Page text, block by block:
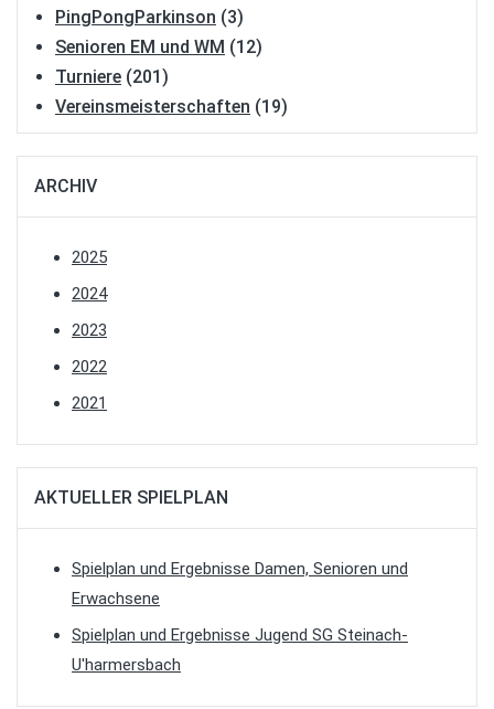
PingPongParkinson (3)
Senioren EM und WM (12)
Turniere (201)
Vereinsmeisterschaften (19)
ARCHIV
2025
2024
2023
2022
2021
AKTUELLER SPIELPLAN
Spielplan und Ergebnisse Damen, Senioren und
Erwachsene
Spielplan und Ergebnisse Jugend SG Steinach-
U'harmersbach